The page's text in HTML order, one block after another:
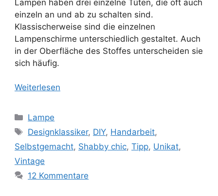
Lampen haben drei einzelne Tüten, die oft auch
einzeln an und ab zu schalten sind.
Klassischerweise sind die einzelnen
Lampenschirme unterschiedlich gestaltet. Auch
in der Oberfläche des Stoffes unterscheiden sie
sich häufig.
Weiterlesen
Kategorien
Lampe
Schlagwörter
Designklassiker, DIY, Handarbeit,
Selbstgemacht, Shabby chic, Tipp, Unikat,
Vintage
12 Kommentare